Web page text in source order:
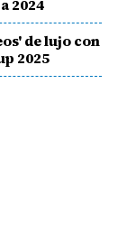
2024
de lujo con
2025